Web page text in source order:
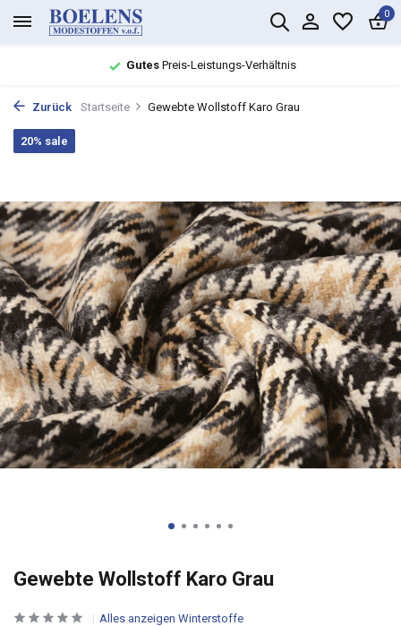
0
GutesPreis-Leistungs-Verhältnis
Zurück Startseite Gewebte Wollstoff Karo Grau
Gewebte Wollstoff Karo Grau
20% sale
Alles anzeigen Winterstoffe